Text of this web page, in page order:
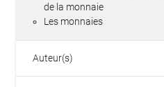
de la monnaie
Les monnaies
Auteur(s)